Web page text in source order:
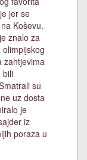
jer se
Koševu.
znalo za
zahtjevima
bili
su
uz dosta
je
iz
poraza u